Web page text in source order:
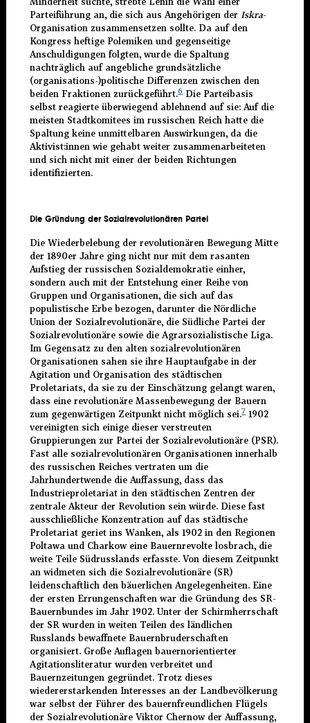
Parteiführung an, die sich aus Angehörigen der Iskra-
Organisation zusammensetzen sollte. Da auf den
Kongress heftige Polemiken und gegenseitige
Anschuldigungen folgten, wurde die Spaltung
nachträglich auf angebliche grundsätzliche
(organisations-)politische Differenzen zwischen den
beiden Fraktionen zurückgeführt.6Die Parteibasis
selbst reagierte überwiegend ablehnend auf sie: Auf die
meisten Stadtkomitees im russischen Reich hatte die
Spaltung keine unmittelbaren Auswirkungen, da die
Aktivist:innen wie gehabt weiter zusammenarbeiteten
und sich nicht mit einer der beiden Richtungen
identifizierten.
Die Gründung der Sozialrevolutionären Partei
Die Wiederbelebung der revolutionären Bewegung Mitte
der 1890er Jahre ging nicht nur mit dem rasanten
Aufstieg der russischen Sozialdemokratie einher,
sondern auch mit der Entstehung einer Reihe von
Gruppen und Organisationen, die sich auf das
populistische Erbe bezogen, darunter die Nördliche
Union der Sozialrevolutionäre, die Südliche Partei der
Sozialrevolutionäre sowie die Agrarsozialistische Liga.
Im Gegensatz zu den alten sozialrevolutionären
Organisationen sahen sie ihre Hauptaufgabe in der
Agitation und Organisation des städtischen
Proletariats, da sie zu der Einschätzung gelangt waren,
dass eine revolutionäre Massenbewegung der Bauern
zum gegenwärtigen Zeitpunkt nicht möglich sei.7 1902
vereinigten sich einige dieser verstreuten
Gruppierungen zur Partei der Sozialrevolutionäre (PSR).
Fast alle sozialrevolutionären Organisationen innerhalb
des russischen Reiches vertraten um die
Jahrhundertwende die Auffassung, dass das
Industrieproletariat in den städtischen Zentren der
zentrale Akteur der Revolution sein würde. Diese fast
ausschließliche Konzentration auf das städtische
Proletariat geriet ins Wanken, als 1902 in den Regionen
Poltawa und Charkow eine Bauernrevolte losbrach, die
weite Teile Südrusslands erfasste. Von diesem Zeitpunkt
an widmeten sich die Sozialrevolutionäre (SR)
leidenschaftlich den bäuerlichen Angelegenheiten. Eine
der ersten Errungenschaften war die Gründung des SR-
Bauernbundes im Jahr 1902. Unter der Schirmherrschaft
der SR wurden in weiten Teilen des ländlichen
Russlands bewaffnete Bauernbruderschaften
organisiert. Große Auflagen bauernorientierter
Agitationsliteratur wurden verbreitet und
Bauernzeitungen gegründet. Trotz dieses
wiedererstarkenden Interesses an der Landbevölkerung
war selbst der Führer des bauernfreundlichen Flügels
der Sozialrevolutionäre Viktor Chernow der Auffassung,